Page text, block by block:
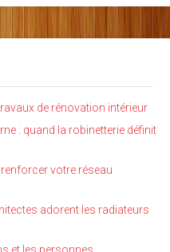
de rénovation intérieur
: quand la robinetterie définit
votre réseau
adorent les radiateurs